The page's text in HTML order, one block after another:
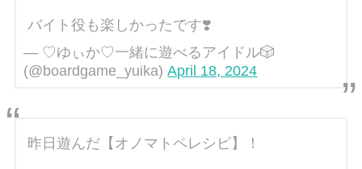
バイト役も楽しかったです❣️
— ♡ゆぃか♡一緒に遊べるアイドル🎲
(@boardgame_yuika)April 18, 2024
昨日遊んだ【オノマトペレシピ】！